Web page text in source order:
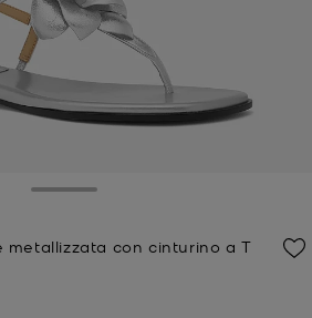
metallizzata con cinturino a T